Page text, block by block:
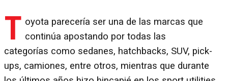
T oyota parecería ser una de las marcas que
continúa apostando por todas las
categorías como sedanes, hatchbacks, SUV, pick-
ups, camiones, entre otros, mientras que durante